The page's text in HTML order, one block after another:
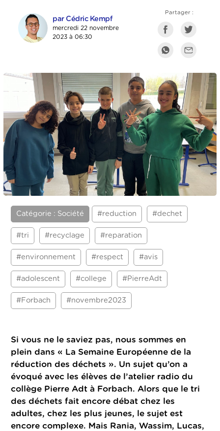
par Cédric Kempf
mercredi 22 novembre
2023 à 06:30
Partager :
Catégorie : Société #reduction #dechet
#tri #recyclage #reparation
#environnement #respect #avis
#adolescent #college #PierreAdt
#Forbach #novembre2023
Si vous ne le saviez pas, nous sommes en
plein dans « La Semaine Européenne de la
réduction des déchets ». Un sujet qu’on a
évoqué avec les élèves de l’atelier radio du
collège Pierre Adt à Forbach. Alors que le tri
des déchets fait encore débat chez les
adultes, chez les plus jeunes, le sujet est
encore complexe. Mais Rania, Wassim, Lucas,